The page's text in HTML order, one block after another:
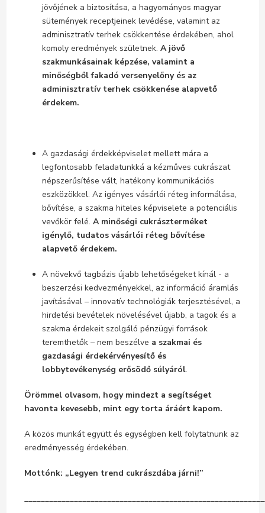
jövőjének a biztosítása, a hagyományos magyar
sütemények receptjeinek levédése, valamint az
adminisztratív terhek csökkentése érdekében, ahol
komoly eredmények születnek. A jövő
szakmunkásainak képzése, valamint a
minőségből fakadó versenyelőny és az
adminisztratív terhek csökkenése alapvető
érdekem.
A gazdasági érdekképviselet mellett mára a
legfontosabb feladatunkká a kézműves cukrászat
népszerűsítése vált, hatékony kommunikációs
eszközökkel. Az igényes vásárlói réteg informálása,
bővítése, a szakma hiteles képviselete a potenciális
vevőkör felé. A minőségi cukrászterméket
igénylő, tudatos vásárlói réteg bővítése
alapvető érdekem.
A növekvő tagbázis újabb lehetőségeket kínál - a
beszerzési kedvezményekkel, az információ áramlás
javításával – innovatív technológiák terjesztésével, a
hirdetési bevételek növelésével újabb, a tagok és a
szakma érdekeit szolgáló pénzügyi források
teremthetők – nem beszélve a szakmai és
gazdasági érdekérvényesítő és
lobbytevékenység erősödő súlyáról.
Örömmel olvasom, hogy mindezt a segítséget
havonta kevesebb, mint egy torta áráért kapom.
A közös munkát együtt és egységben kell folytatnunk az
eredményesség érdekében.
Mottónk: „Legyen trend cukrászdába járni!”